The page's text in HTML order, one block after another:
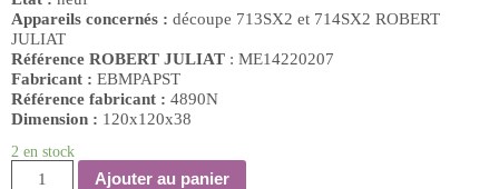
Appareils concernés : découpe 713SX2 et 714SX2 ROBERT
JULIAT
Référence ROBERT JULIAT : ME14220207
Fabricant : EBMPAPST
Référence fabricant : 4890N
Dimension : 120x120x38
2 en stock
Ajouter au panier